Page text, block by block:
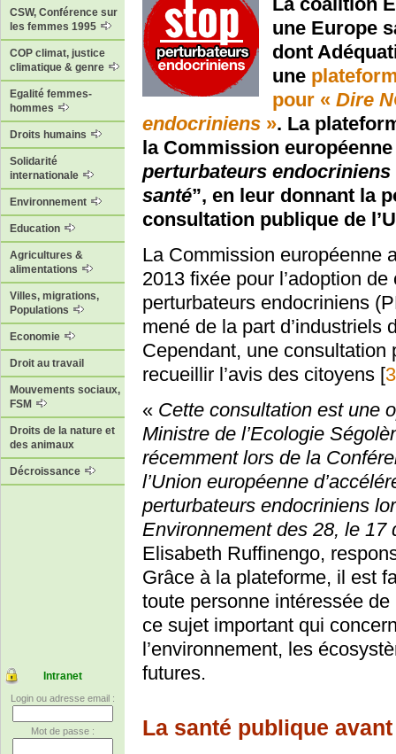
CSW, Conférence sur
les femmes 1995
COP climat, justice
climatique & genre
Egalité femmes-
hommes
Droits humains
Solidarité
internationale
Environnement
Education
Agricultures &
alimentations
Villes, migrations,
Populations
Economie
Droit au travail
Mouvements sociaux,
FSM
Droits de la nature et
des animaux
Décroissance
Intranet
Login ou adresse email :
Mot de passe :
une Europe
dont
une
pour « Dire
endocriniens ». La
la Commission européenne
perturbateurs
santé”, en leur donnant la
consultation publique de
La Commission européenne
2013 fixée pour l’adoption
perturbateurs endocriniens
mené de la part d’industriels
Cependant, une consultation
recueillir l’avis des citoyens [3
« Cette consultation est une
Ministre de l’Ecologie
récemment lors de la
l’Union européenne
perturbateurs endocriniens
Environnement des 28, le 17
Elisabeth Ruffinengo,
Grâce à la plateforme, il est
toute personne intéressée
ce sujet important qui
l’environnement, les
futures.
La santé publique